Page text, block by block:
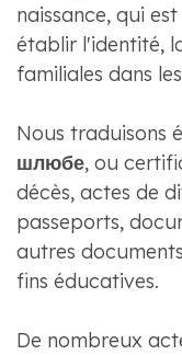
naissance, qui
établir l'identité,
familiales dans
Nous traduisons
шлюбе, ou
décès, actes de
passeports,
autres
fins éducatives.
De nombreux